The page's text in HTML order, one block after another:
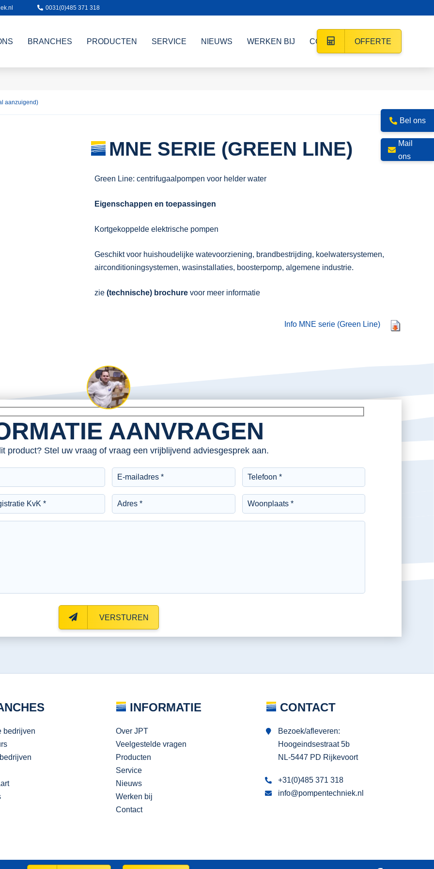
0031(0)485 371 318
BRANCHES PRODUCTEN SERVICE NIEUWS WERKEN BIJ CONTACT OFFERTE
aanzuigend)
MNE SERIE (GREEN LINE)
Green Line: centrifugaalpompen voor helder water
Eigenschappen en toepassingen
Kortgekoppelde elektrische pompen
Geschikt voor huishoudelijke watevoorziening, brandbestrijding, koelwatersystemen,
airconditioningsystemen, wasinstallaties, boosterpomp, algemene industrie.
zie (technische) brochure voor meer informatie
Info MNE serie (Green Line)
AANVRAGEN
product? Stel uw vraag of vraag een vrijblijvend adviesgesprek aan.
VERSTUREN
bedrijven
INFORMATIE
Over JPT
Veelgestelde vragen
Producten
Service
Nieuws
Werken bij
Contact
CONTACT
Bezoek/afleveren:
Hoogeindsestraat 5b
NL-5447 PD Rijkevoort
+31(0)485 371 318
info@pompentechniek.nl
Bel ons
Mail
ons